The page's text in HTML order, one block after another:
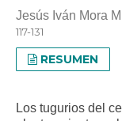
Jesús Iván Mora
117-131
RESUMEN
Los tugurios del